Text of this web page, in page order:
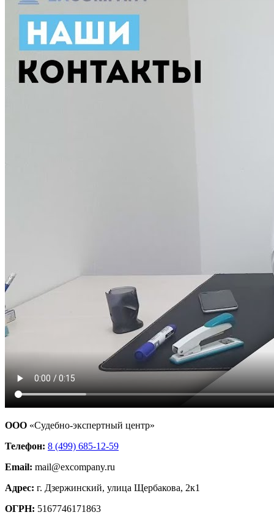
ООО «Судебно-экспертный центр»
Телефон: 8 (499) 685-12-59
Email: mail@excompany.ru
Адрес: г. Дзержинский, улица Щербакова, 2к1
ОГРН: 5167746171863